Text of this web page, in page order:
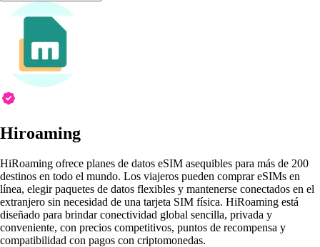
Hiroaming
HiRoaming ofrece planes de datos eSIM asequibles para más de 200
destinos en todo el mundo. Los viajeros pueden comprar eSIMs en
línea, elegir paquetes de datos flexibles y mantenerse conectados en el
extranjero sin necesidad de una tarjeta SIM física. HiRoaming está
diseñado para brindar conectividad global sencilla, privada y
conveniente, con precios competitivos, puntos de recompensa y
compatibilidad con pagos con criptomonedas.